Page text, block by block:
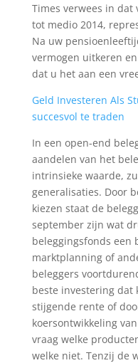
Times verwees in
tot medio 2014,
Na uw
vermogen uitkeren
dat u het aan een
Geld Investeren Als
succesvol te traden
In een open-end
aandelen van het
intrinsieke waarde,
generalisaties. Door
kiezen staat de
september zijn wat
beleggingsfonds een
marktplanning of
beleggers
beste investering dat
stijgende rente of
koersontwikkeling
vraag welke
welke niet. Tenzij de